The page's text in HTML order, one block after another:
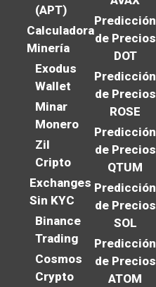
(APT)
Calculadora
Minería
Exodus
Wallet
Minar
Monero
Zil
Cripto
Exchanges
Sin KYC
Binance
Trading
Cosmos
Crypto
Predicción
de Precios
DOT
Predicción
de Precios
ROSE
Predicción
de Precios
QTUM
Predicción
de Precios
SOL
Predicción
de Precios
ATOM